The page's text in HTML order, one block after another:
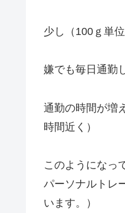
少し（100ｇ単
嫌でも毎日通勤
通勤の時間が増
時間近く）
このようになっ
パーソナルトレ
います。）